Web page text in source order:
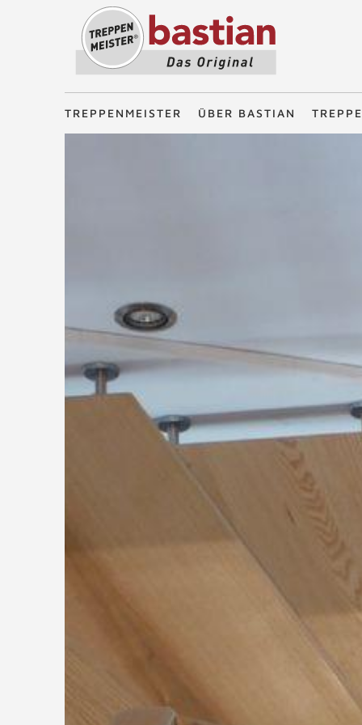
Treppenmeister - Das Original
TREPPENMEISTER ÜBER BASTIAN